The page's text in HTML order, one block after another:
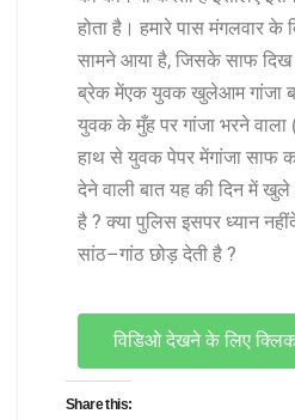
होता है। हमारे पास मंगलवार के
सामने आया है, जिसके साफ दिख
ब्रेक मेंएक युवक खुलेआम गांजा
युवक के मुँह पर गांजा भरने वाला
हाथ से युवक पेपर मेंगांजा साफ
देने वाली बात यह की दिन में खुले
है ? क्या पुलिस इसपर ध्यान नहीं
सांठ–गांठ छोड़ देती है ?
विडिओ देखने के लिए
Share this: